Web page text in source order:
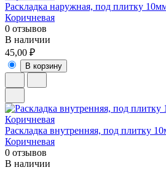
Раскладка наружная, под плитку
Коричневая
0 отзывов
В наличии
45,00 ₽
В корзину
Раскладка внутренняя, под плитку
Коричневая
0 отзывов
В наличии